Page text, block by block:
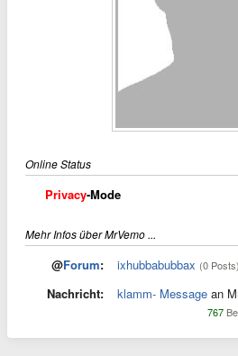
Online Status
Privacy-Mode
Mehr Infos über MrVemo ...
@Forum: ixhubbabubbax (0 Posts)
Nachricht: klamm- Message an
767